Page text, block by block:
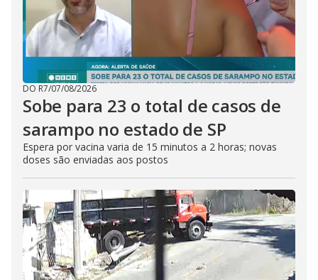
DO R7/07/08/2026
Sobe para 23 o total de casos de
sarampo no estado de SP
Espera por vacina varia de 15 minutos a 2 horas; novas
doses são enviadas aos postos